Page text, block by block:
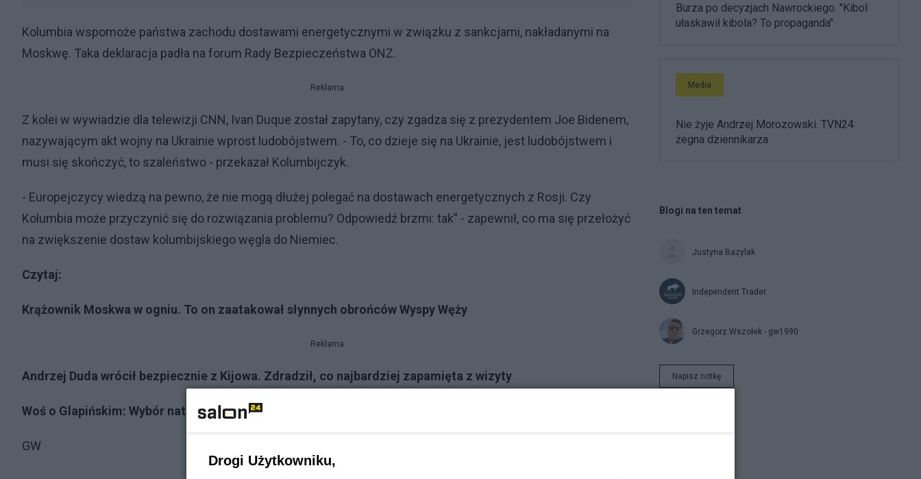
Kolumbia wspomoże państwa zachodu dostawami energetycznymi w związku z sankcjami, nakładanymi na
Moskwę. Taka deklaracja padła na forum Rady Bezpieczeństwa ONZ.
Reklama
Z kolei w wywiadzie dla telewizji CNN, Ivan Duque został zapytany, czy zgadza się z prezydentem Joe Bidenem,
nazywającym akt wojny na Ukrainie wprost ludobójstwem. - To, co dzieje się na Ukrainie, jest ludobójstwem i
musi się skończyć, to szaleństwo - przekazał Kolumbijczyk.
- Europejczycy wiedzą na pewno, że nie mogą dłużej polegać na dostawach energetycznych z Rosji. Czy
Kolumbia może przyczynić się do rozwiązania problemu? Odpowiedź brzmi: tak” - zapewnił, co ma się przełożyć
na zwiększenie dostaw kolumbijskiego węgla do Niemiec.
Czytaj:
Krążownik Moskwa w ogniu. To on zaatakował słynnych obrońców Wyspy Węży
Reklama
Andrzej Duda wrócił bezpiecznie z Kijowa. Zdradził, co najbardziej zapamięta z wizyty
Woś o Glapińskim: Wybór naturalny
GW
Burza po decyzjach Nawrockiego. "Kibol
ułaskawił kibola? To propaganda"
Media
Nie żyje Andrzej Morozowski. TVN24
żegna dziennikarza
Blogi na ten temat
Justyna Bazylak
Independent Trader
Grzegorz Wszołek - gw1990
Napisz notkę
Drogi Użytkowniku,